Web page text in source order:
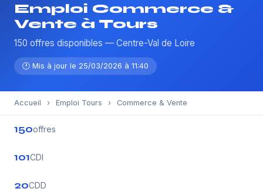
Emploi Commerce &
Vente à Tours
150 offres disponibles — Centre-Val de Loire
🕐 Mis à jour le 25/03/2026 à 11:40
Accueil › Emploi Tours › Commerce & Vente
150offres
101CDI
20CDD